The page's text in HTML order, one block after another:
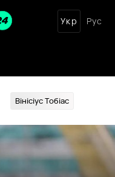
Укр Рус
Вінісіус Тобіас